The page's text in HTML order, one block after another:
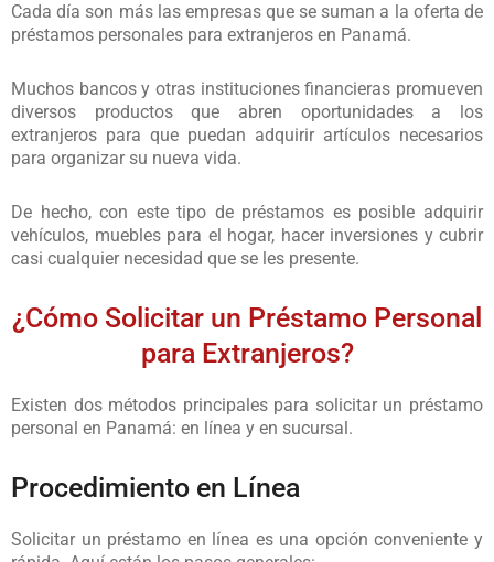
Cada día son más las empresas que se suman a la oferta de
préstamos personales para extranjeros en Panamá.
Muchos bancos y otras instituciones financieras promueven
diversos productos que abren oportunidades a los
extranjeros para que puedan adquirir artículos necesarios
para organizar su nueva vida.
De hecho, con este tipo de préstamos es posible adquirir
vehículos, muebles para el hogar, hacer inversiones y cubrir
casi cualquier necesidad que se les presente.
¿Cómo Solicitar un Préstamo Personal
para Extranjeros?
Existen dos métodos principales para solicitar un préstamo
personal en Panamá: en línea y en sucursal.
Procedimiento en Línea
Solicitar un préstamo en línea es una opción conveniente y